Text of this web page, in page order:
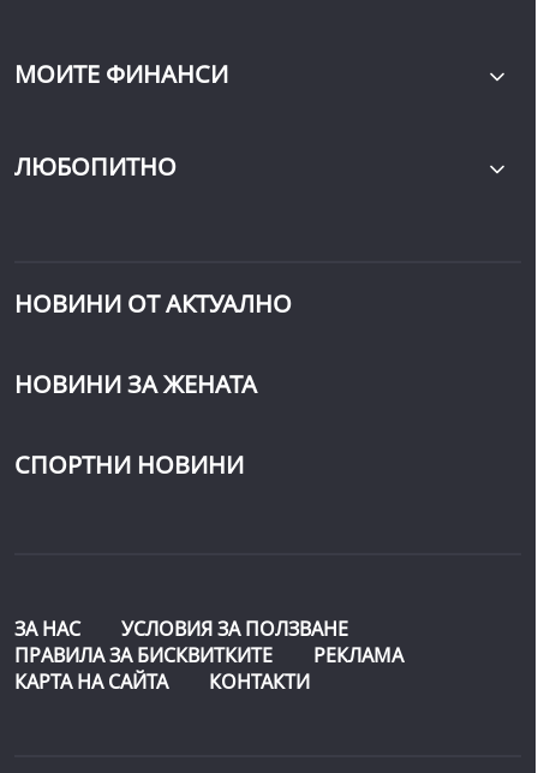
МОИТЕ ФИНАНСИ
ЛЮБОПИТНО
НОВИНИ ОТ АКТУАЛНО
НОВИНИ ЗА ЖЕНАТА
СПОРТНИ НОВИНИ
ЗА НАС
УСЛОВИЯ ЗА ПОЛЗВАНЕ
ПРАВИЛА ЗА БИСКВИТКИТЕ
РЕКЛАМА
КАРТА НА САЙТА
КОНТАКТИ